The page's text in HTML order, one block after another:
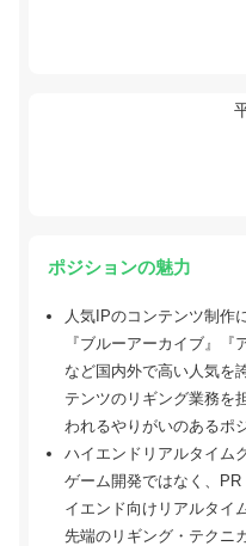
ポジションの魅力
人気IPのコンテンツ制作
『ブルーアーカイブ』『
など国内外で高い人気を
テンツのリギング業務を
われるやりがいのあるポ
ハイエンドリアルタイム
ゲーム開発ではなく、
イエンド向けリアルタイ
先端のリギング・テクニ